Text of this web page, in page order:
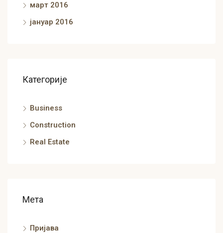
март 2016
јануар 2016
Категорије
Business
Construction
Real Estate
Мета
Пријава